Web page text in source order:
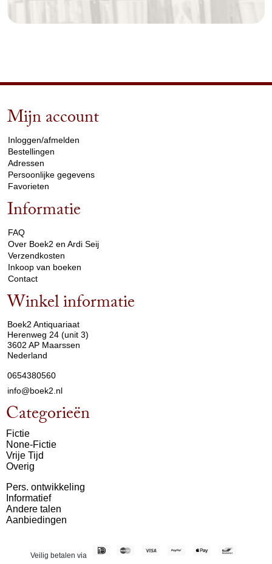
Mijn account
Inloggen/afmelden
Bestellingen
Adressen
Persoonlijke gegevens
Favorieten
Informatie
FAQ
Over Boek2 en Ardi Seij
Verzendkosten
Inkoop van boeken
Contact
Winkel informatie
Boek2 Antiquariaat
Herenweg 24 (unit 3)
3602 AP Maarssen
Nederland
0654380560
info@boek2.nl
Categorieën
Fictie
None-Fictie
Vrije Tijd
Overig
Pers. ontwikkeling
Informatief
Andere talen
Aanbiedingen
Veilig betalen via